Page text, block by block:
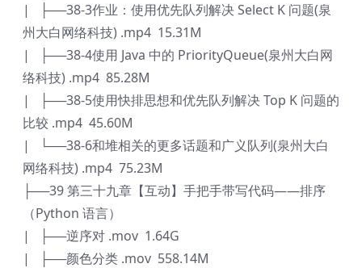
| ├──38-3作业：使用优先队列解决 Select K 问题(泉
州大白网络科技) .mp4 15.31M
| ├──38-4使用 Java 中的 PriorityQueue(泉州大白网
络科技) .mp4 85.28M
| ├──38-5使用快排思想和优先队列解决 Top K 问题的
比较 .mp4 45.60M
| └──38-6和堆相关的更多话题和广义队列(泉州大白
网络科技) .mp4 75.23M
├──39 第三十九章【互动】手把手带写代码——排序
（Python 语言）
| ├──逆序对 .mov 1.64G
| ├──颜色分类 .mov 558.14M